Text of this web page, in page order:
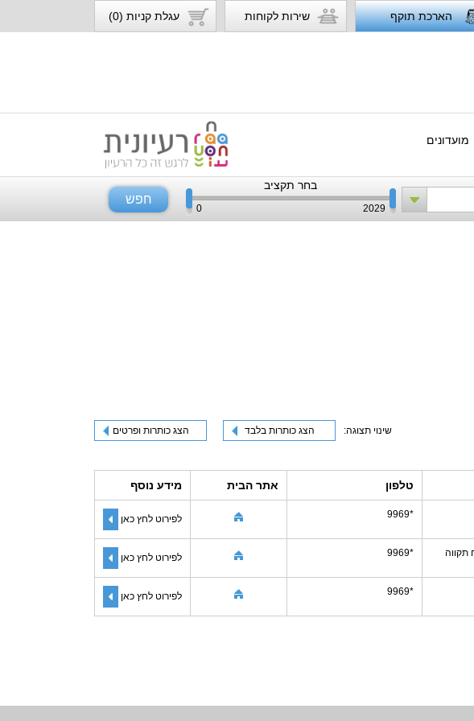
הארכת תוקף שירות לקוחות עגלת קניות (0)
מועדונים
בחר תקציב
0 2029
חפש
שינוי תצוגה: הצג כותרות בלבד הצג כותרות ופרטים
טלפון אתר הבית מידע נוסף
*9969 לפירוט לחץ כאן
*9969 לפירוט לחץ כאן
*9969 לפירוט לחץ כאן